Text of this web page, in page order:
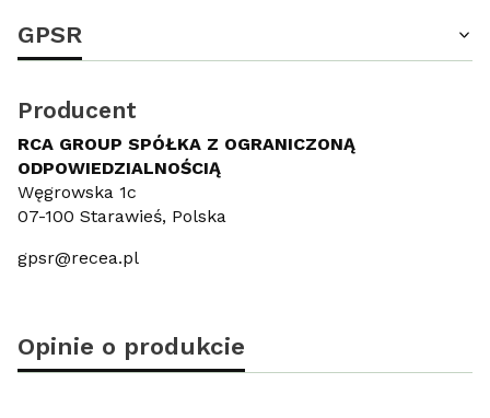
GPSR
Producent
RCA GROUP SPÓŁKA Z OGRANICZONĄ
ODPOWIEDZIALNOŚCIĄ
Węgrowska 1c
07-100 Starawieś, Polska
gpsr@recea.pl
Opinie o produkcie